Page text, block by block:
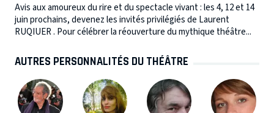
Avis aux amoureux du rire et du spectacle vivant : les 4, 12 et 14
juin prochains, devenez les invités privilégiés de Laurent
RUQIUER . Pour célébrer la réouverture du mythique théâtre...
AUTRES PERSONNALITÉS DU THÉÂTRE